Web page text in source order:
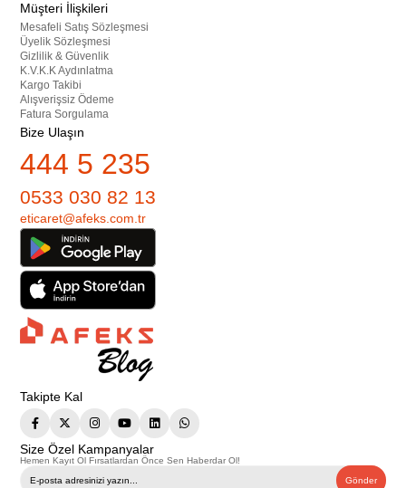
Müşteri İlişkileri
Mesafeli Satış Sözleşmesi
Üyelik Sözleşmesi
Gizlilik & Güvenlik
K.V.K.K Aydınlatma
Kargo Takibi
Alışverişsiz Ödeme
Fatura Sorgulama
Bize Ulaşın
444 5 235
0533 030 82 13
eticaret@afeks.com.tr
Takipte Kal
Size Özel Kampanyalar
Hemen Kayıt Ol Fırsatlardan Önce Sen Haberdar Ol!
Gönder